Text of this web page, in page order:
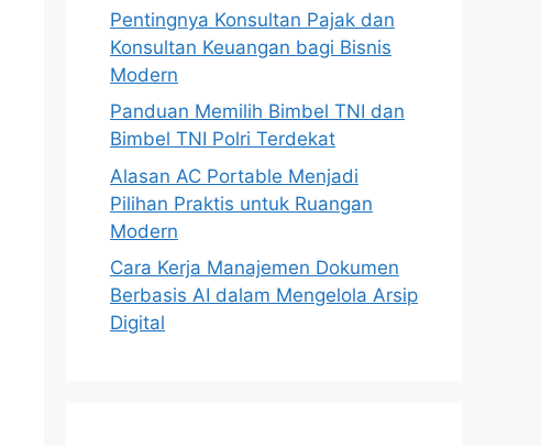
Pentingnya Konsultan Pajak dan
Konsultan Keuangan bagi Bisnis
Modern
Panduan Memilih Bimbel TNI dan
Bimbel TNI Polri Terdekat
Alasan AC Portable Menjadi
Pilihan Praktis untuk Ruangan
Modern
Cara Kerja Manajemen Dokumen
Berbasis AI dalam Mengelola Arsip
Digital